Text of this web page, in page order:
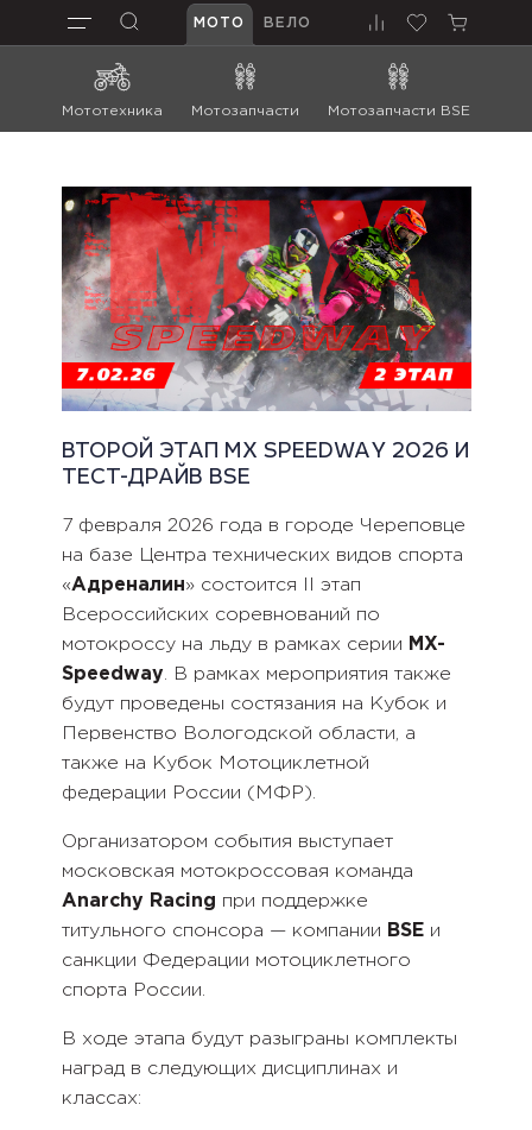
МОТО ВЕЛО
Мототехника Мотозапчасти Мотозапчасти BSE
ВТОРОЙ ЭТАП MX SPEEDWAY 2026 И
ТЕСТ-ДРАЙВ BSE
7 февраля 2026 года в городе Череповце
на базе Центра технических видов спорта
«Адреналин» состоится II этап
Всероссийских соревнований по
мотокроссу на льду в рамках серии MX-
Speedway. В рамках мероприятия также
будут проведены состязания на Кубок и
Первенство Вологодской области, а
также на Кубок Мотоциклетной
федерации России (МФР).
Организатором события выступает
московская мотокроссовая команда
Anarchy Racing при поддержке
титульного спонсора — компании BSEи
санкции Федерации мотоциклетного
спорта России.
В ходе этапа будут разыграны комплекты
наград в следующих дисциплинах и
классах: